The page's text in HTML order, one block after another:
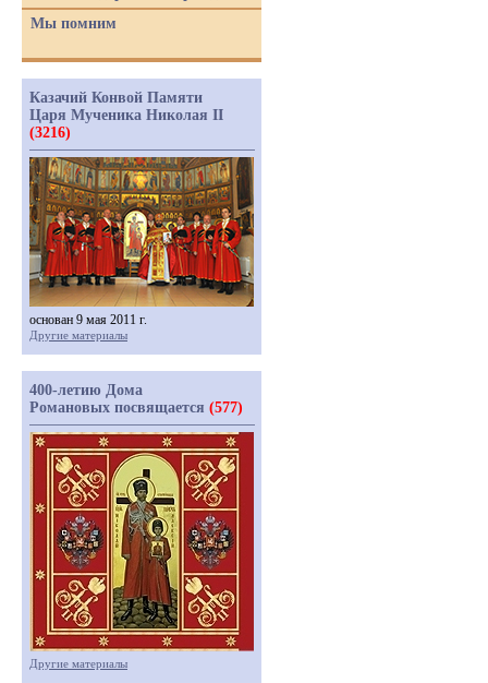
Мы помним
Казачий Конвой Памяти
Царя Мученика Николая II
(3216)
основан 9 мая 2011 г.
Другие материалы
400-летию Дома
Романовых посвящается (577)
Другие материалы